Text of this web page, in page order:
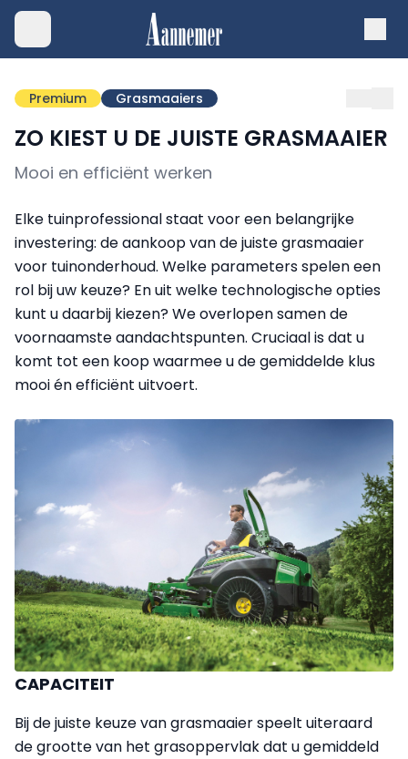
Premium Grasmaaiers
ZO KIEST U DE JUISTE GRASMAAIER
Mooi en efficiënt werken
Elke tuinprofessional staat voor een belangrijke
investering: de aankoop van de juiste grasmaaier
voor tuinonderhoud. Welke parameters spelen een
rol bij uw keuze? En uit welke technologische opties
kunt u daarbij kiezen? We overlopen samen de
voornaamste aandachtspunten. Cruciaal is dat u
komt tot een koop waarmee u de gemiddelde klus
mooi én efficiënt uitvoert.
CAPACITEIT
Bij de juiste keuze van grasmaaier speelt uiteraard
de grootte van het grasoppervlak dat u gemiddeld